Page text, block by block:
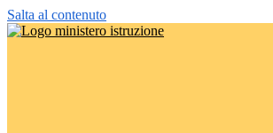
Salta al contenuto